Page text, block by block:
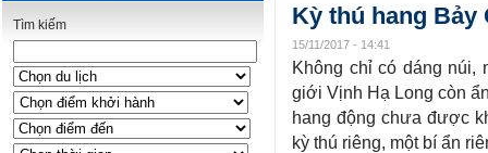
Tìm kiếm Kỳ thú hang Bảy
15/11/2017 - 14:41
Không chỉ có dáng núi,
giới Vịnh Hạ Long còn
hang động chưa được
kỳ thú riêng, một bí ẩn